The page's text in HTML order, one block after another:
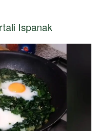
Ispanak